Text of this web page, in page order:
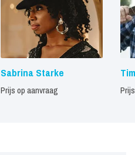
Sabrina Starke
Prijs op aanvraag